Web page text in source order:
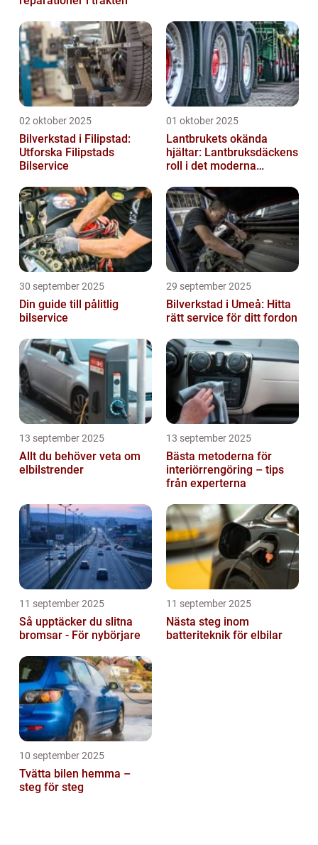
02 oktober 2025
Bilverkstad i Filipstad:
Utforska Filipstads
Bilservice
01 oktober 2025
Lantbrukets okända
hjältar: Lantbruksdäckens
roll i det moderna
30 september 2025
Din guide till pålitlig
bilservice
29 september 2025
Bilverkstad i Umeå: Hitta
rätt service för ditt fordon
13 september 2025
Allt du behöver veta om
elbilstrender
13 september 2025
Bästa metoderna för
interiörrengöring – tips
från experterna
11 september 2025
Så upptäcker du slitna
bromsar - För nybörjare
11 september 2025
Nästa steg inom
batteriteknik för elbilar
10 september 2025
Tvätta bilen hemma –
steg för steg